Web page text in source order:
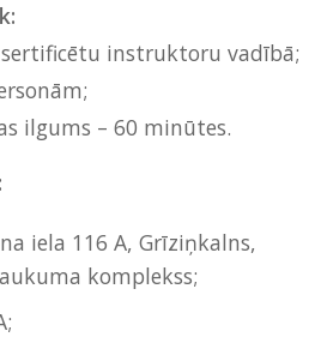
instruktoru vadībā;
ilgums – 60 minūtes.
iela 116 A, Grīziņkalns,
komplekss;
iela 2 A;